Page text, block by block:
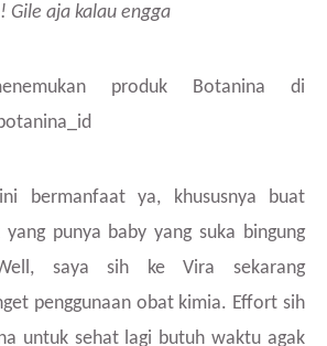
Gile aja kalau engga
produk Botanina di
bermanfaat ya, khususnya buat
punya baby yang suka bingung
saya sih ke Vira sekarang
penggunaan obat kimia. Effort sih
untuk sehat lagi butuh waktu agak